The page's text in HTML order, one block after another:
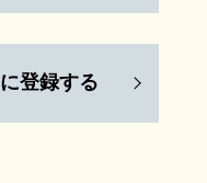
登録する